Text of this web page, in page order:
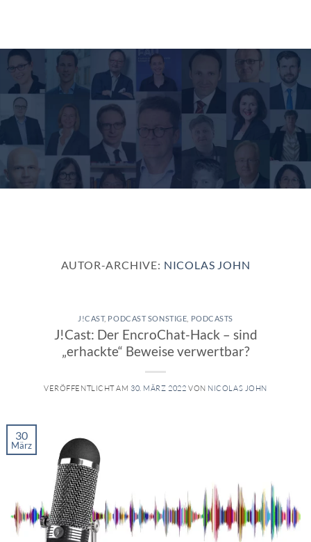
AUTOR-ARCHIVE: NICOLAS JOHN
J!CAST, PODCAST SONSTIGE PODCASTS
J!Cast: Der EncroChat-Hack – sind
„erhackte“ Beweise verwertbar?
VERÖFFENTLICHT AM 30. MÄRZ 2022 VON NICOLAS JOHN
30
März